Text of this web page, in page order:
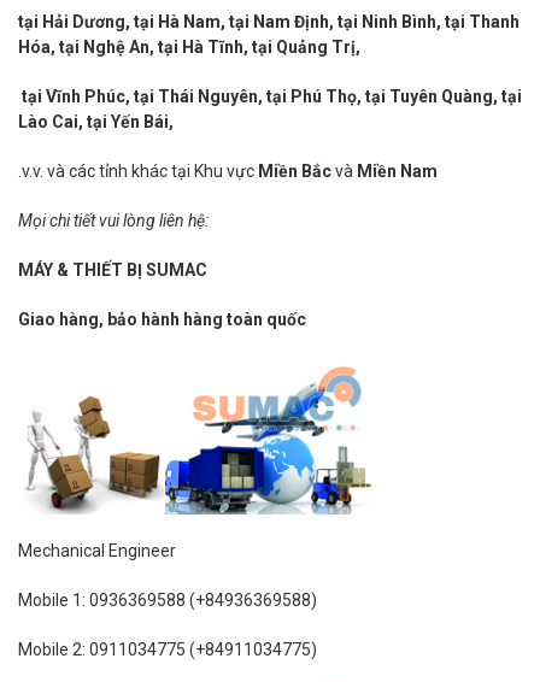
tại Hải Dương, tại Hà Nam, tại Nam Định, tại Ninh Bình, tại Thanh
Hóa, tại Nghệ An, tại Hà Tĩnh, tại Quảng Trị,
tại Vĩnh Phúc, tại Thái Nguyên, tại Phú Thọ, tại Tuyên Quàng, tại
Lào Cai, tại Yến Bái,
.v.v. và các tỉnh khác tại Khu vực Miền Bắcvà Miền Nam
Mọi chi tiết vui lòng liên hệ:
MÁY & THIẾT BỊ SUMAC
Giao hàng, bảo hành hàng toàn quốc
Mechanical Engineer
Mobile 1: 0936369588 (+84936369588)
Mobile 2: 0911034775 (+84911034775)